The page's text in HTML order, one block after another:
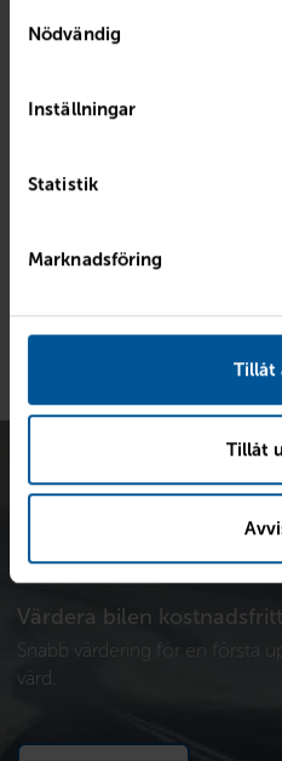
Nödvändig
Inställningar
Statistik
Marknadsföring
Tillåt
Tillåt
Sammanfattning
Kontantinstats
1 800 kr/mån
Värdera bilen kostnadsfritt
Snabb värdering för en första
värd.